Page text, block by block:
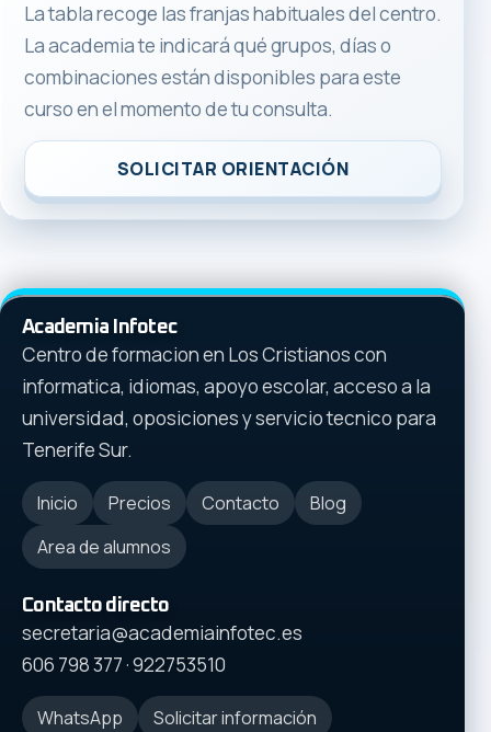
La tabla recoge las franjas habituales del centro.
La academia te indicará qué grupos, días o
combinaciones están disponibles para este
curso en el momento de tu consulta.
SOLICITAR ORIENTACIÓN
Academia Infotec
Centro de formacion en Los Cristianos con
informatica, idiomas, apoyo escolar, acceso a la
universidad, oposiciones y servicio tecnico para
Tenerife Sur.
Inicio Precios Contacto
Blog
Area de alumnos
Contacto directo
secretaria@academiainfotec.es
606 798 377·922753510
WhatsApp Solicitar información